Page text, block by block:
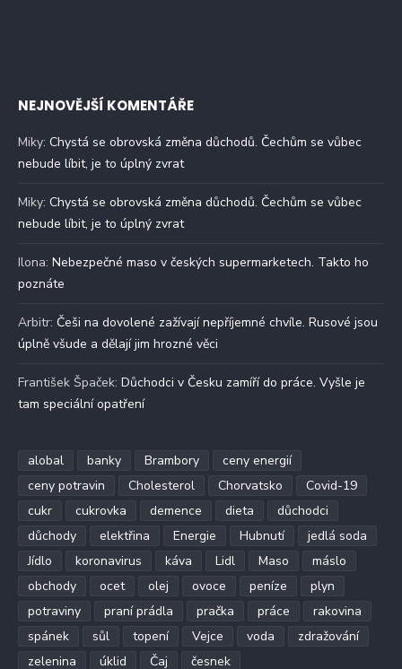
NEJNOVĚJŠÍ KOMENTÁŘE
Miky: Chystá se obrovská změna důchodů. Čechům se vůbec
nebude líbit, je to úplný zvrat
Miky: Chystá se obrovská změna důchodů. Čechům se vůbec
nebude líbit, je to úplný zvrat
Ilona: Nebezpečné maso v českých supermarketech. Takto ho
poznáte
Arbitr: Češi na dovolené zažívají nepříjemné chvíle. Rusové jsou
úplně všude a dělají jim hrozné věci
František Špaček: Důchodci v Česku zamíří do práce. Vyšle je
tam speciální opatření
alobal banky Brambory
ceny energií
ceny potravin
Cholesterol Chorvatsko
Covid-19
cukr
cukrovka demence dieta
důchodci
důchody
elektřina Energie Hubnutí
jedlá soda
Jídlo
koronavirus káva Lidl Maso
máslo
obchody
ocet olej ovoce peníze
plyn
potraviny
praní prádla pračka práce
rakovina
spánek
sůl topení Vejce voda
zdražování
zelenina
úklid Čaj česnek